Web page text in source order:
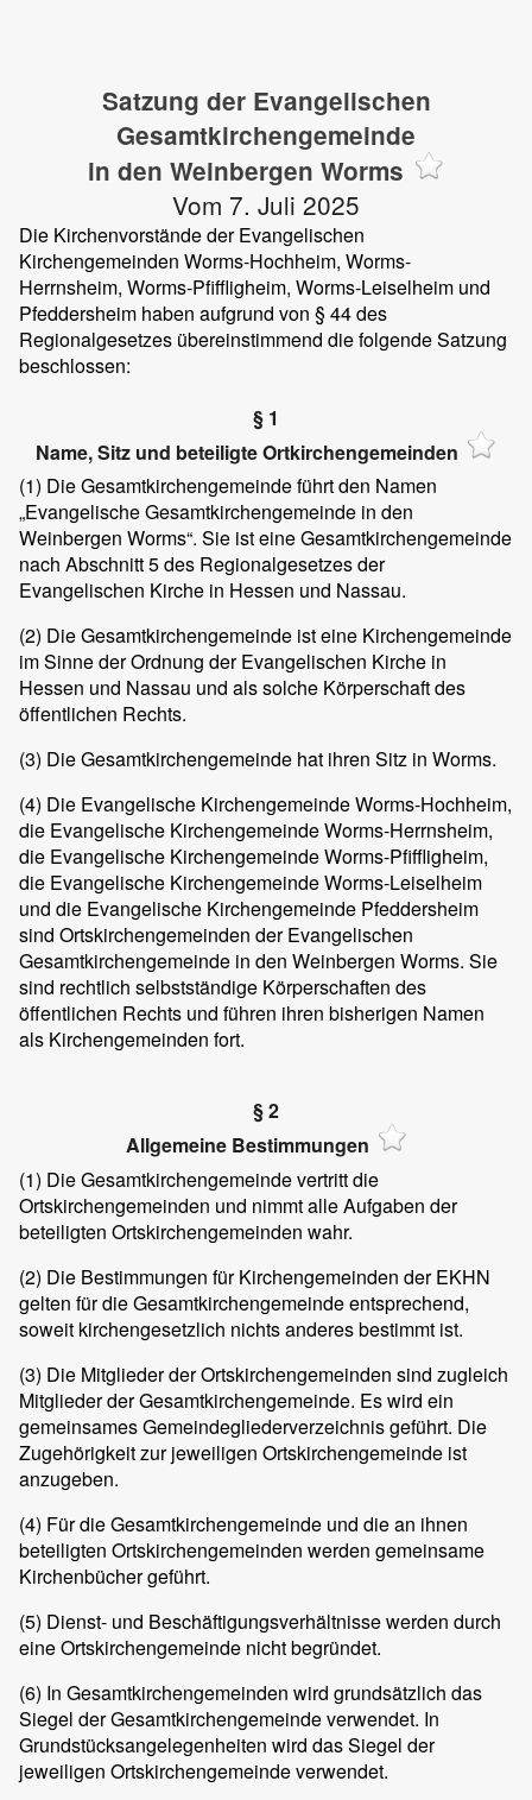
Satzung der Evangelischen
Gesamtkirchengemeinde
in den Weinbergen Worms
Vom 7. Juli 2025
Die Kirchenvorstände der Evangelischen
Kirchengemeinden Worms-Hochheim, Worms-
Herrnsheim, Worms-Pfiffligheim, Worms-Leiselheim und
Pfeddersheim haben aufgrund von § 44 des
Regionalgesetzes übereinstimmend die folgende Satzung
beschlossen:
§ 1
Name, Sitz und beteiligte Ortkirchengemeinden
(1) Die Gesamtkirchengemeinde führt den Namen
„Evangelische Gesamtkirchengemeinde in den
Weinbergen Worms“. Sie ist eine Gesamtkirchengemeinde
nach Abschnitt 5 des Regionalgesetzes der
Evangelischen Kirche in Hessen und Nassau.
(2) Die Gesamtkirchengemeinde ist eine Kirchengemeinde
im Sinne der Ordnung der Evangelischen Kirche in
Hessen und Nassau und als solche Körperschaft des
öffentlichen Rechts.
(3) Die Gesamtkirchengemeinde hat ihren Sitz in Worms.
(4) Die Evangelische Kirchengemeinde Worms-Hochheim,
die Evangelische Kirchengemeinde Worms-Herrnsheim,
die Evangelische Kirchengemeinde Worms-Pfiffligheim,
die Evangelische Kirchengemeinde Worms-Leiselheim
und die Evangelische Kirchengemeinde Pfeddersheim
sind Ortskirchengemeinden der Evangelischen
Gesamtkirchengemeinde in den Weinbergen Worms. Sie
sind rechtlich selbstständige Körperschaften des
öffentlichen Rechts und führen ihren bisherigen Namen
als Kirchengemeinden fort.
§ 2
Allgemeine Bestimmungen
(1) Die Gesamtkirchengemeinde vertritt die
Ortskirchengemeinden und nimmt alle Aufgaben der
beteiligten Ortskirchengemeinden wahr.
(2) Die Bestimmungen für Kirchengemeinden der EKHN
gelten für die Gesamtkirchengemeinde entsprechend,
soweit kirchengesetzlich nichts anderes bestimmt ist.
(3) Die Mitglieder der Ortskirchengemeinden sind zugleich
Mitglieder der Gesamtkirchengemeinde. Es wird ein
gemeinsames Gemeindegliederverzeichnis geführt. Die
Zugehörigkeit zur jeweiligen Ortskirchengemeinde ist
anzugeben.
(4) Für die Gesamtkirchengemeinde und die an ihnen
beteiligten Ortskirchengemeinden werden gemeinsame
Kirchenbücher geführt.
(5) Dienst- und Beschäftigungsverhältnisse werden durch
eine Ortskirchengemeinde nicht begründet.
(6) In Gesamtkirchengemeinden wird grundsätzlich das
Siegel der Gesamtkirchengemeinde verwendet. In
Grundstücksangelegenheiten wird das Siegel der
jeweiligen Ortskirchengemeinde verwendet.